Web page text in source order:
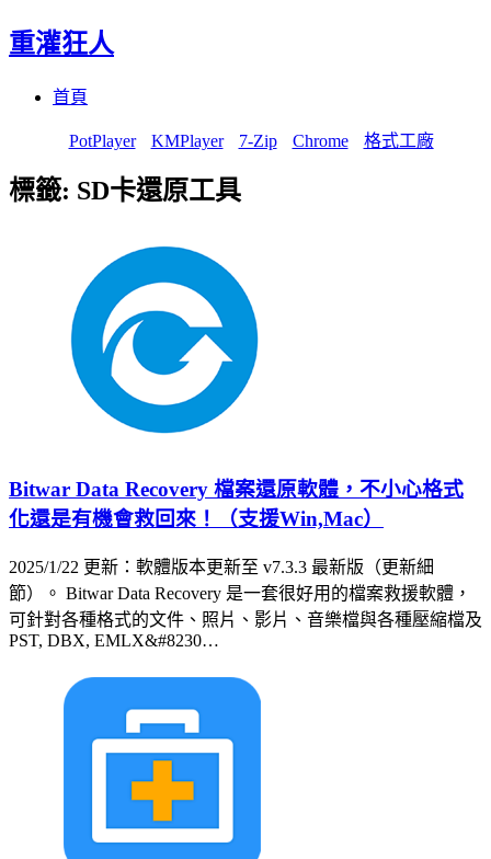
重灌狂人
首頁
PotPlayer KMPlayer 7-Zip Chrome 格式工廠
標籤: SD卡還原工具
Bitwar Data Recovery 檔案還原軟體，不小心格式
化還是有機會救回來！（支援Win,Mac）
2025/1/22 更新：軟體版本更新至 v7.3.3 最新版（更新細
節）。 Bitwar Data Recovery 是一套很好用的檔案救援軟體，
可針對各種格式的文件、照片、影片、音樂檔與各種壓縮檔及
PST, DBX, EMLX&#8230…